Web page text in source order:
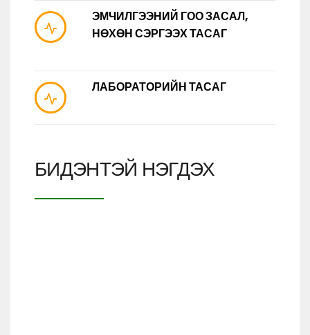
ЭМЧИЛГЭЭНИЙ ГОО ЗАСАЛ,
НӨХӨН СЭРГЭЭХ ТАСАГ
ЛАБОРАТОРИЙН ТАСАГ
БИДЭНТЭЙ НЭГДЭХ